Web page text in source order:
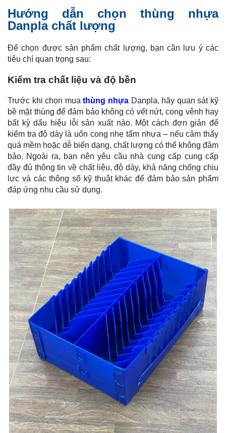
Hướng dẫn chọn thùng nhựa
Danpla chất lượng
Để chọn được sản phẩm chất lượng, bạn cần lưu ý các
tiêu chí quan trọng sau:
Kiểm tra chất liệu và độ bền
Trước khi chọn muathùng nhựa Danpla, hãy quan sát kỹ
bề mặt thùng để đảm bảo không có vết nứt, cong vênh hay
bất kỳ dấu hiệu lỗi sản xuất nào. Một cách đơn giản để
kiểm tra độ dày là uốn cong nhẹ tấm nhựa – nếu cảm thấy
quá mềm hoặc dễ biến dạng, chất lượng có thể không đảm
bảo. Ngoài ra, bạn nên yêu cầu nhà cung cấp cung cấp
đầy đủ thông tin về chất liệu, độ dày, khả năng chống chịu
lực và các thông số kỹ thuật khác để đảm bảo sản phẩm
đáp ứng nhu cầu sử dụng.